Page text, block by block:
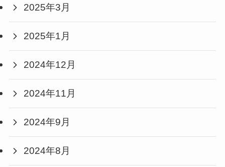
2025年3月
2025年1月
2024年12月
2024年11月
2024年9月
2024年8月